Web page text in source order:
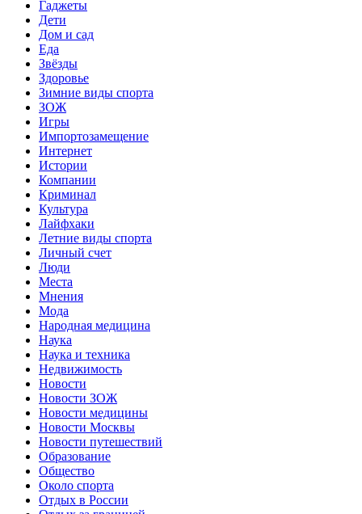
Гаджеты
Дети
Дом и сад
Еда
Звёзды
Здоровье
Зимние виды спорта
ЗОЖ
Игры
Импортозамещение
Интернет
Истории
Компании
Криминал
Культура
Лайфхаки
Летние виды спорта
Личный счет
Люди
Места
Мнения
Мода
Народная медицина
Наука
Наука и техника
Недвижимость
Новости
Новости ЗОЖ
Новости медицины
Новости Москвы
Новости путешествий
Образование
Общество
Около спорта
Отдых в России